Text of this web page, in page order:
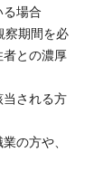
る場合
察期間を必
との濃厚
当される方
の方や、